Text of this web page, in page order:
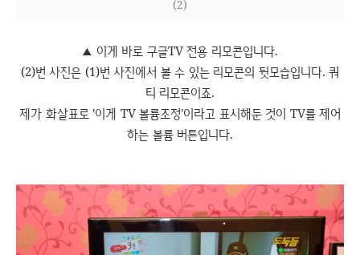
(2)
▲ 이게 바로 구글TV 전용 리모콘입니다.
(2)번 사진은 (1)번 사진에서 볼 수 있는 리모콘의 뒷모습입니다. 쿼
티 리모콘이죠.
제가 화살표로 '이게 TV 볼륨조정'이라고 표시해둔 것이 TV를 제어
하는 볼륨 버튼입니다.